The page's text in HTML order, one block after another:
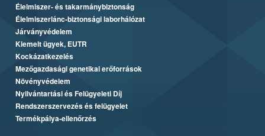
Élelmiszer- és takarmánybiztonság
Élelmiszerlánc-biztonsági laborhálózat
Járványvédelem
Kiemelt ügyek, EUTR
Kockázatkezelés
Mezőgazdasági genetikai erőforrások
Növényvédelem
Nyilvántartási és Felügyeleti Díj
Rendszerszervezés és felügyelet
Termékpálya-ellenőrzés